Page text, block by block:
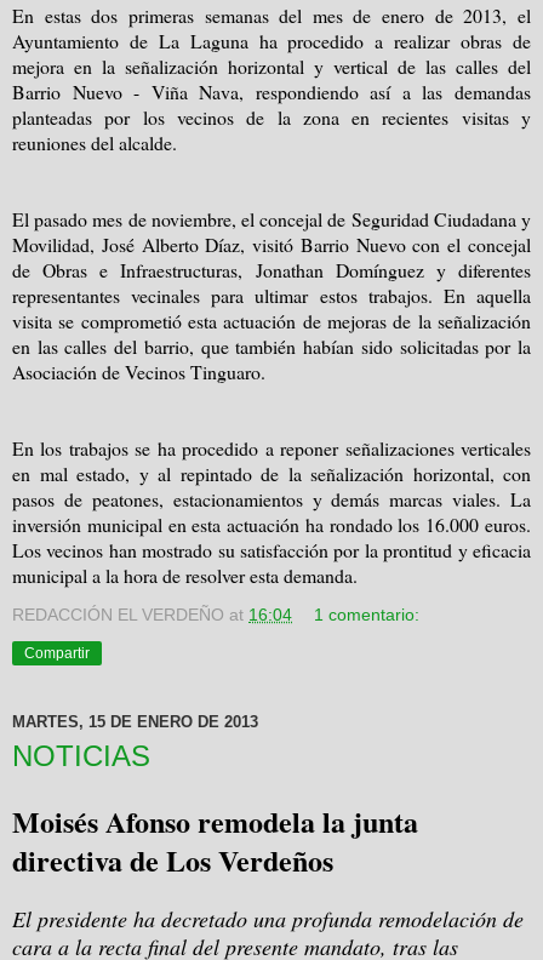
En estas dos primeras semanas del mes de enero de 2013, el
Ayuntamiento de La Laguna ha procedido a realizar obras de
mejora en la señalización horizontal y vertical de las calles del
Barrio Nuevo - Viña Nava, respondiendo así a las demandas
planteadas por los vecinos de la zona en recientes visitas y
reuniones del alcalde.
El pasado mes de noviembre, el concejal de Seguridad Ciudadana y
Movilidad, José Alberto Díaz, visitó Barrio Nuevo con el concejal
de Obras e Infraestructuras, Jonathan Domínguez y diferentes
representantes vecinales para ultimar estos trabajos. En aquella
visita se comprometió esta actuación de mejoras de la señalización
en las calles del barrio, que también habían sido solicitadas por la
Asociación de Vecinos Tinguaro.
En los trabajos se ha procedido a reponer señalizaciones verticales
en mal estado, y al repintado de la señalización horizontal, con
pasos de peatones, estacionamientos y demás marcas viales. La
inversión municipal en esta actuación ha rondado los 16.000 euros.
Los vecinos han mostrado su satisfacción por la prontitud y eficacia
municipal a la hora de resolver esta demanda.
REDACCIÓN EL VERDEÑO at 16:04 1 comentario:
Compartir
MARTES, 15 DE ENERO DE 2013
NOTICIAS
Moisés Afonso remodela la junta
directiva de Los Verdeños
El presidente ha decretado una profunda remodelación de
cara a la recta final del presente mandato, tras las